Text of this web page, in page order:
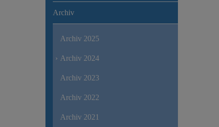
Archiv
Archiv 2025
Archiv 2024
Archiv 2023
Archiv 2022
Archiv 2021